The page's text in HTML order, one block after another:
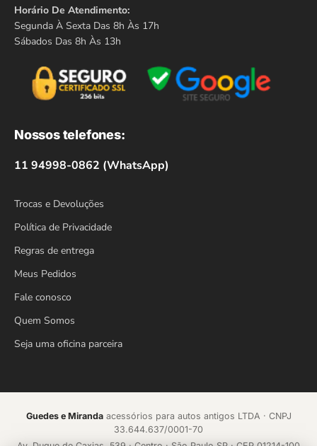
Horário De Atendimento:
Segunda À Sexta Das 8h Às 17h
Sábados Das 8h Às 13h
Nossos telefones:
11 94998-0862 (WhatsApp)
Trocas e Devoluções
Política de Privacidade
Regras de entrega
Meus Pedidos
Fale conosco
Quem Somos
Seja uma oficina parceira
Guedes e Mirandaacessórios para autos antigos LTDA · CNPJ
33.644.637/0001-70